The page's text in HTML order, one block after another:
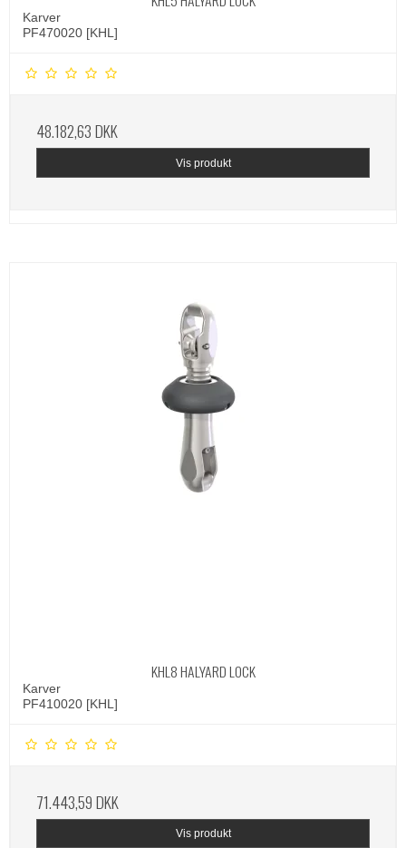
Karver
PF470020 [KHL]
48.182,63 DKK
Vis produkt
KHL8 HALYARD LOCK
Karver
PF410020 [KHL]
71.443,59 DKK
Vis produkt